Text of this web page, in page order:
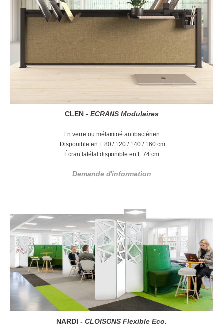
CLEN - ECRANS Modulaires
En verre ou mélaminé antibactérien
Disponible en L 80 / 120 / 140 / 160 cm
Écran latétal disponible en L 74 cm
Demande d'information
NARDI - CLOISONS Flexible Eco.